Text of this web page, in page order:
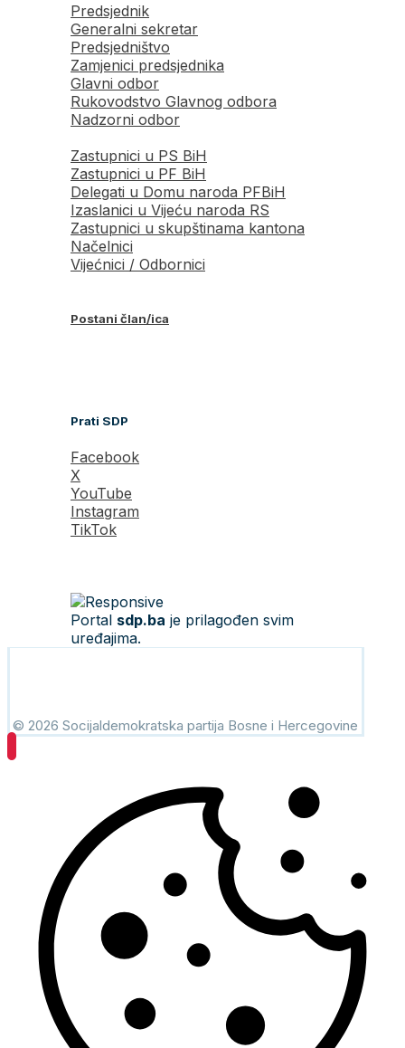
Predsjednik
Generalni sekretar
Predsjedništvo
Zamjenici predsjednika
Glavni odbor
Rukovodstvo Glavnog odbora
Nadzorni odbor
Zastupnici u PS BiH
Zastupnici u PF BiH
Delegati u Domu naroda PFBiH
Izaslanici u Vijeću naroda RS
Zastupnici u skupštinama kantona
Načelnici
Vijećnici / Odbornici
Postani član/ica
Prati SDP
Facebook
X
YouTube
Instagram
TikTok
Portal sdp.ba je prilagođen svim
uređajima.
© 2026 Socijaldemokratska partija Bosne i Hercegovine